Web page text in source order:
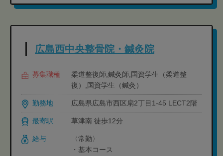
広島西中央整骨院・鍼灸院
募集職種
柔道整復師,鍼灸師,国資学生（柔道整
復）,国資学生（鍼灸）
勤務地 広島県広島市西区扇2丁目1-45 LECT2階
最寄駅 草津南 徒歩12分
給与
〈常勤〉
・基本コース